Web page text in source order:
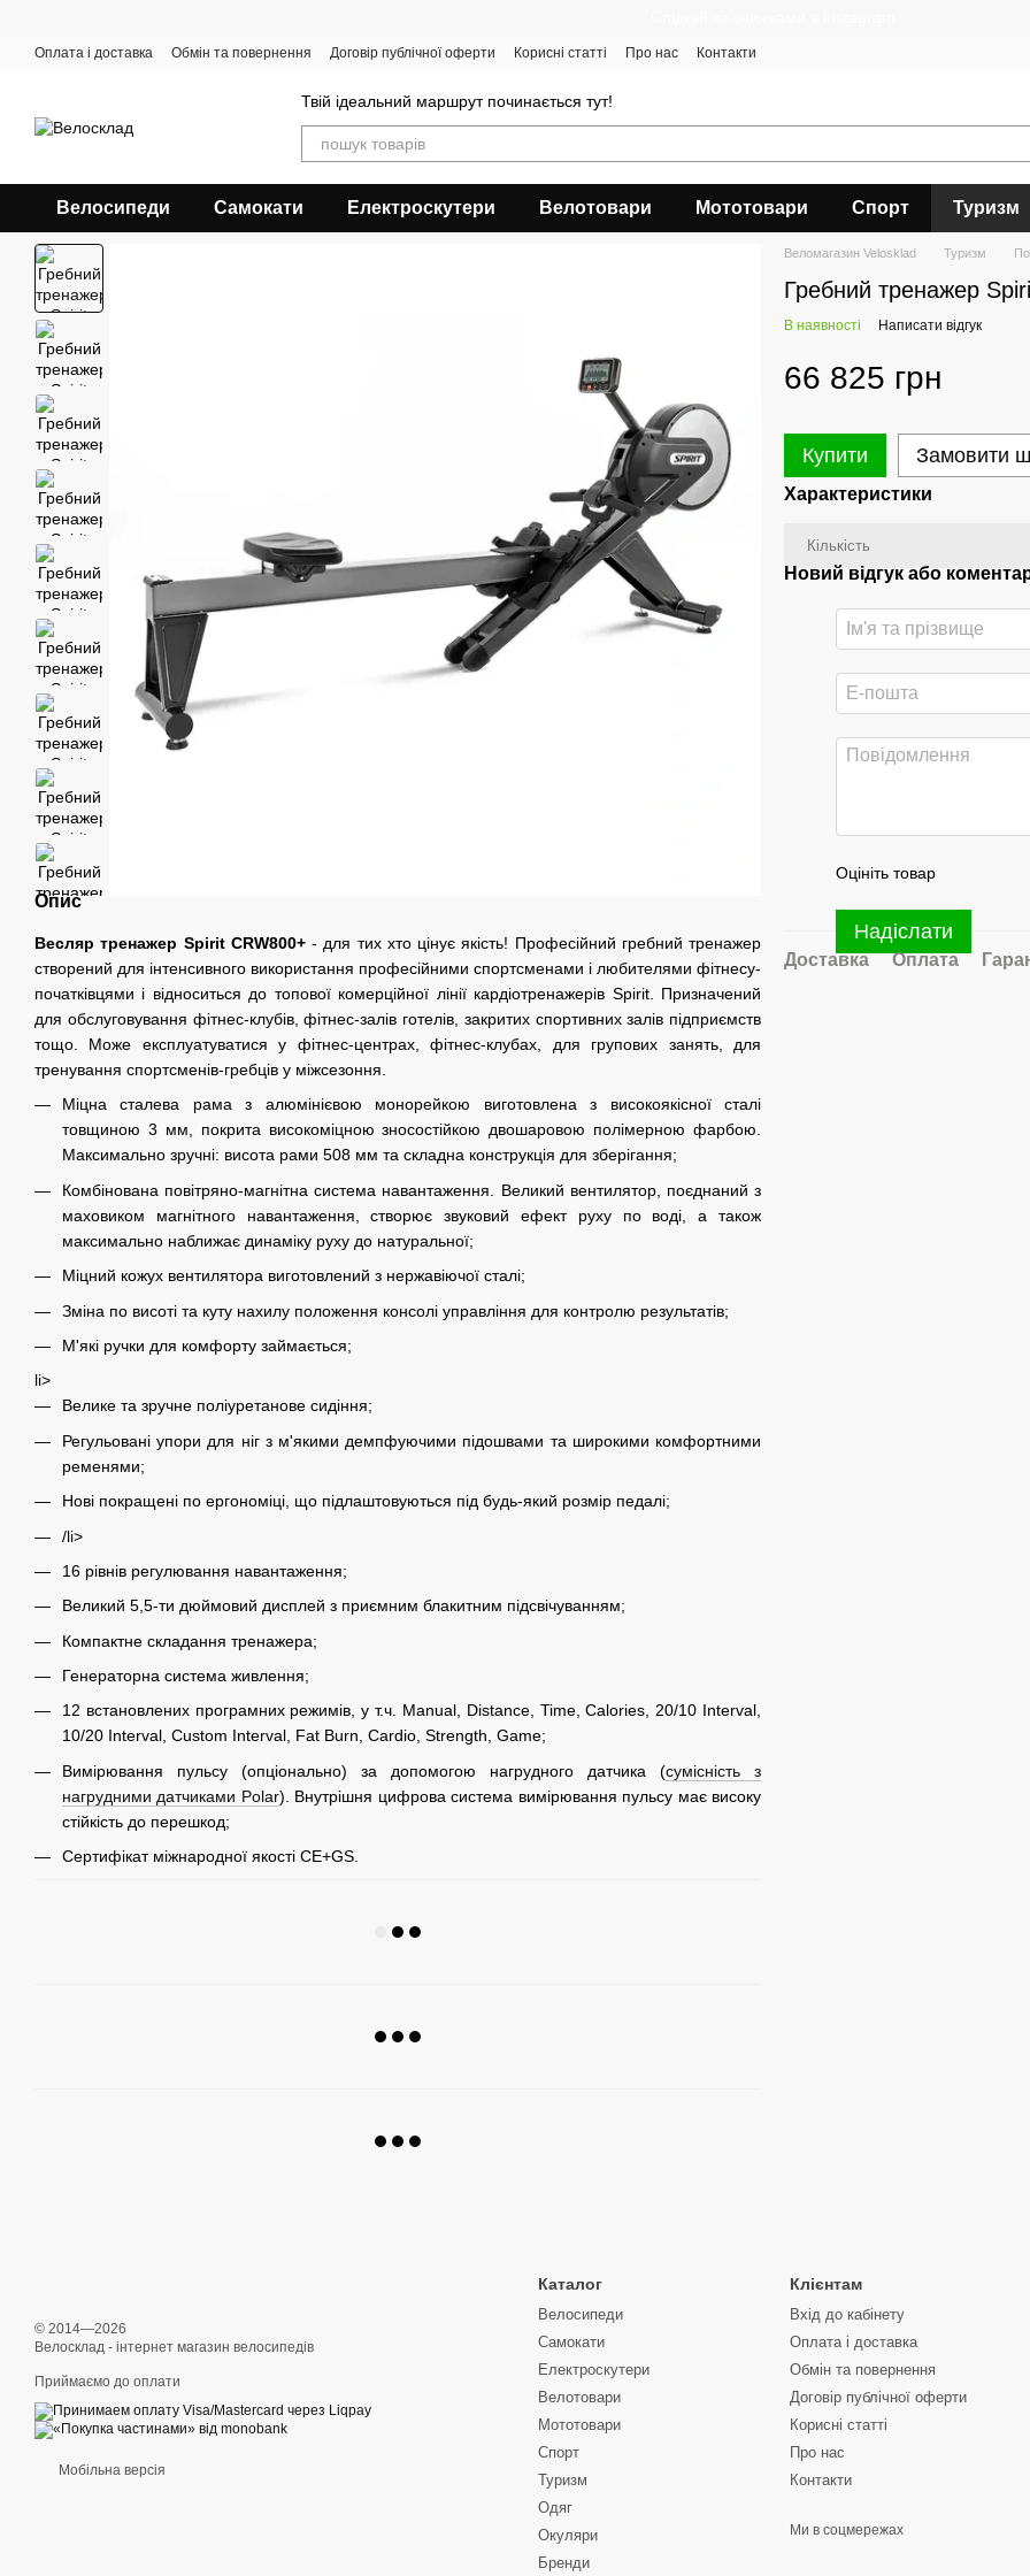
Оплата і доставка Обмін та повернення Договір публічної оферти Корисні статті Про нас Контакти
Твій ідеальний маршрут починається тут!
Велосипеди Самокати Електроскутери Велотовари Мототовари Спорт Туризм
Опис
Весляр тренажер Spirit CRW800+- для тих хто цінує якість! Професійний гребний тренажер
створений для інтенсивного використання професійними спортсменами і любителями фітнесу-
початківцями і відноситься до топової комерційної лінії кардіотренажерів Spirit. Призначений
для обслуговування фітнес-клубів, фітнес-залів готелів, закритих спортивних залів підприємств
тощо. Може експлуатуватися у фітнес-центрах, фітнес-клубах, для групових занять, для
тренування спортсменів-гребців у міжсезоння.
Міцна сталева рама з алюмінієвою монорейкою виготовлена з високоякісної сталі
товщиною 3 мм, покрита високоміцною зносостійкою двошаровою полімерною фарбою.
Максимально зручні: висота рами 508 мм та складна конструкція для зберігання;
Комбінована повітряно-магнітна система навантаження. Великий вентилятор, поєднаний з
маховиком магнітного навантаження, створює звуковий ефект руху по воді, а також
максимально наближає динаміку руху до натуральної;
Міцний кожух вентилятора виготовлений з нержавіючої сталі;
Зміна по висоті та куту нахилу положення консолі управління для контролю результатів;
М'які ручки для комфорту займається;
li>
Велике та зручне поліуретанове сидіння;
Регульовані упори для ніг з м'якими демпфуючими підошвами та широкими комфортними
ременями;
Нові покращені по ергономіці, що підлаштовуються під будь-який розмір педалі;
/li>
16 рівнів регулювання навантаження;
Великий 5,5-ти дюймовий дисплей з приємним блакитним підсвічуванням;
Компактне складання тренажера;
Генераторна система живлення;
12 встановлених програмних режимів, у т.ч. Manual, Distance, Time, Calories, 20/10 Interval,
10/20 Interval, Custom Interval, Fat Burn, Cardio, Strength, Game;
Вимірювання пульсу (опціонально) за допомогою нагрудного датчика (сумісність з
нагрудними датчиками Polar). Внутрішня цифрова система вимірювання пульсу має високу
стійкість до перешкод;
Сертифікат міжнародної якості CE+GS.
Веломагазин Velosklad Туризм
Гребний тренажер
В наявності Написати відгук
66 825 грн
Купити Замовити
Характеристики
Кількість
Новий відгук або
Оцініть товар
Надіслати
Доставка Оплата
© 2014—2026
Велосклад - інтернет магазин велосипедів
Приймаємо до оплати
Мобільна версія
Каталог
Велосипеди
Самокати
Електроскутери
Велотовари
Мототовари
Спорт
Туризм
Одяг
Окуляри
Бренди
Клієнтам
Вхід до кабінету
Оплата і доставка
Обмін та повернення
Договір публічної оферти
Корисні статті
Про нас
Контакти
Ми в соцмережах